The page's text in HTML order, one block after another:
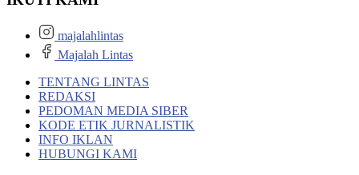
majalahlintas
Majalah Lintas
TENTANG LINTAS
REDAKSI
PEDOMAN MEDIA SIBER
KODE ETIK JURNALISTIK
INFO IKLAN
HUBUNGI KAMI